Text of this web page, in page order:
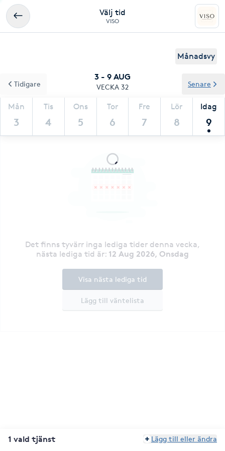
Välj tid
VISO
Månadsvy
3 - 9 AUG
VECKA 32
Mån
3
Tis
4
Ons
5
Tor
6
Fre
7
Lör
8
Idag
9
Tidigare Senare
Det finns tyvärr inga lediga tider denna vecka,
nästa lediga tid är: 12 Aug 2026, Onsdag
Lägg till väntelista
Visa nästa lediga tid
1 vald tjänst Lägg till eller ändra